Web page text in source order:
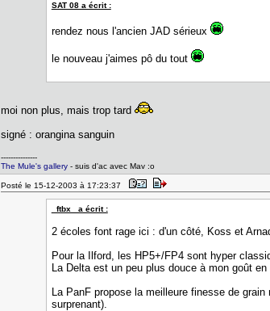
SAT 08 a écrit :
rendez nous l'ancien JAD sérieux
le nouveau j'aimes pô du tout
moi non plus, mais trop tard
signé : orangina sanguin
---------------
The Mule's gallery - suis d'ac avec Mav :o
Posté le 15-12-2003 à 17:23:37
_ftbx_ a écrit :
2 écoles font rage ici : d'un côté, Koss et
Pour la Ilford, les HP5+/FP4 sont hyper
La Delta est un peu plus douce à mon goût
La PanF propose la meilleure finesse de
surprenant).